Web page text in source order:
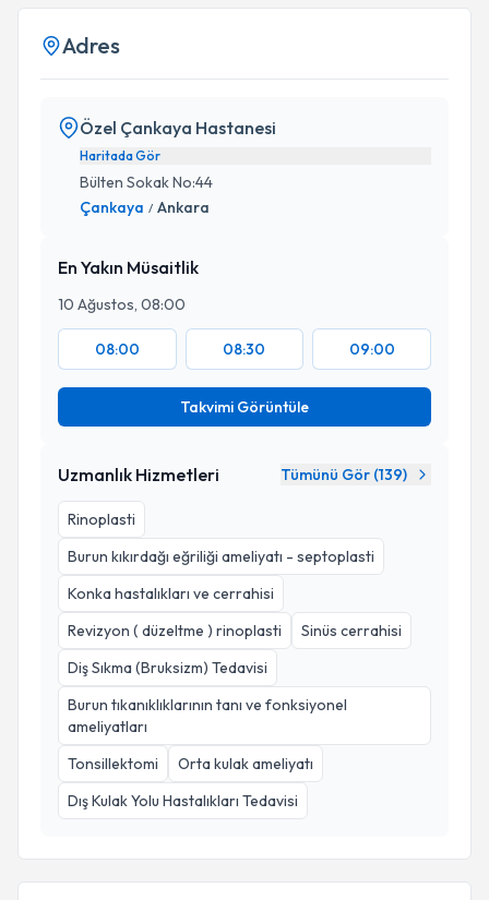
Adres
Özel Çankaya Hastanesi
Haritada Gör
Bülten Sokak No:44
Çankaya / Ankara
En Yakın Müsaitlik
10 Ağustos, 08:00
08:00 08:30 09:00
Takvimi Görüntüle
Uzmanlık Hizmetleri Tümünü Gör (139)
Rinoplasti
Burun kıkırdağı eğriliği ameliyatı - septoplasti
Konka hastalıkları ve cerrahisi
Revizyon ( düzeltme ) rinoplasti
Sinüs cerrahisi
Diş Sıkma (Bruksizm) Tedavisi
Burun tıkanıklıklarının tanı ve fonksiyonel
ameliyatları
Tonsillektomi
Orta kulak ameliyatı
Dış Kulak Yolu Hastalıkları Tedavisi